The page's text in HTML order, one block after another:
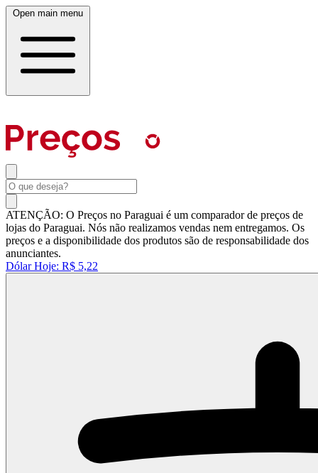
Open main menu
ATENÇÃO: O Preços no Paraguai é um comparador de preços de
lojas do Paraguai. Nós não realizamos vendas nem entregamos. Os
preços e a disponibilidade dos produtos são de responsabilidade dos
anunciantes.
Dólar Hoje: R$ 5,22